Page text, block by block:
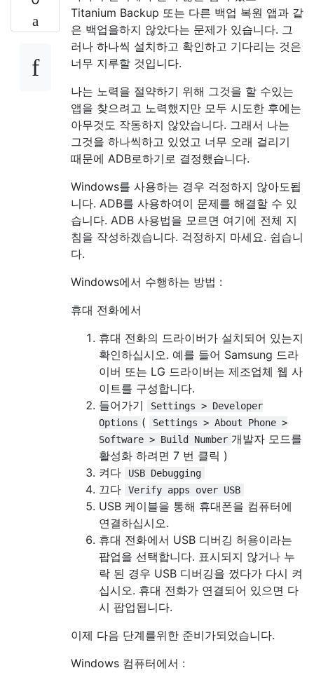
Titanium Backup 또는 다른 백업 복원 앱과 같
은 백업을하지 않았다는 문제가 있습니다. 그
러나 하나씩 설치하고 확인하고 기다리는 것은
너무 지루할 것입니다.
나는 노력을 절약하기 위해 그것을 할 수있는
앱을 찾으려고 노력했지만 모두 시도한 후에는
아무것도 작동하지 않았습니다. 그래서 나는
그것을 하나씩하고 있었고 너무 오래 걸리기
때문에 ADB로하기로 결정했습니다.
Windows를 사용하는 경우 걱정하지 않아도됩
니다. ADB를 사용하여이 문제를 해결할 수 있
습니다. ADB 사용법을 모르면 여기에 전체 지
침을 작성하겠습니다. 걱정하지 마세요. 쉽습니
다.
Windows에서 수행하는 방법 :
휴대 전화에서
휴대 전화의 드라이버가 설치되어 있는지
확인하십시오. 예를 들어 Samsung 드라
이버 또는 LG 드라이버는 제조업체 웹 사
이트를 구성합니다.
들어가기
Settings > Developer
Options (
Settings > About Phone >
Software > Build Number 개발자 모드를
활성화 하려면 7 번 클릭 )
켜다
USB Debugging
끄다 Verify apps over USB
USB 케이블을 통해 휴대폰을 컴퓨터에
연결하십시오.
휴대 전화에서 USB 디버깅 허용이라는
팝업을 선택합니다. 표시되지 않거나 누
락 된 경우 USB 디버깅을 껐다가 다시 켜
십시오. 휴대 전화가 연결되어 있으면 다
시 팝업됩니다.
이제 다음 단계를위한 준비가되었습니다.
Windows 컴퓨터에서 :